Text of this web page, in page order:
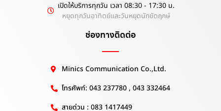
เปิดให้บริการทุกวัน เวลา 08:30 - 17:30 น.
หยุดทุกวันอาทิตย์และวันหยุดนักขัตฤกษ์
ช่องทางติดต่อ
Minics Communication Co.,Ltd.
โทรศัพท์: 043 237780 , 043 332464
สายด่วน : 083 1417449